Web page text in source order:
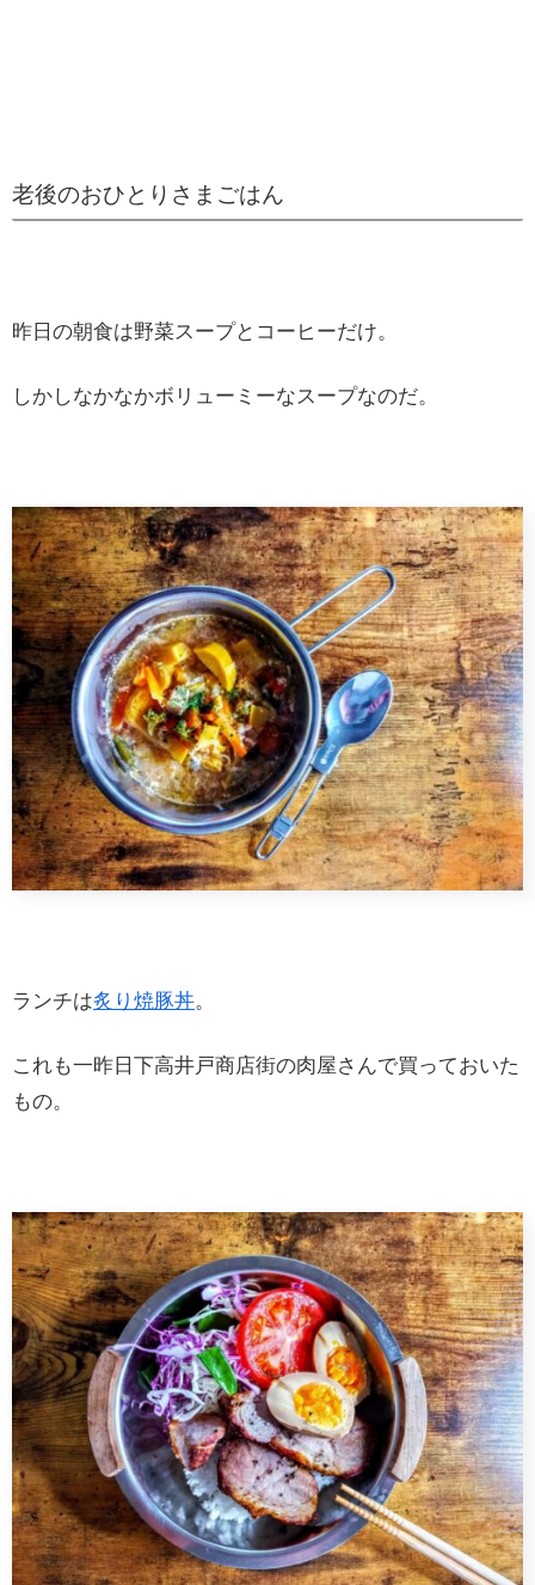
老後のおひとりさまごはん
昨日の朝食は野菜スープとコーヒーだけ。
しかしなかなかボリューミーなスープなのだ。
ランチは炙り焼豚丼。
これも一昨日下高井戸商店街の肉屋さんで買っておいた
もの。